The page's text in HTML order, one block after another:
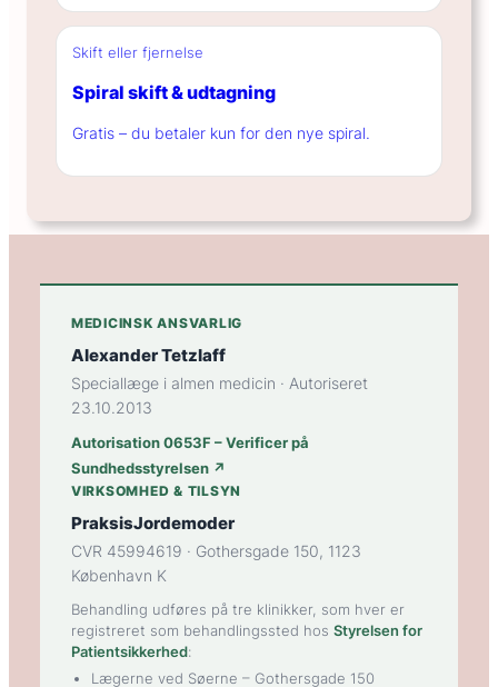
Skift eller fjernelse
Spiral skift & udtagning
Gratis – du betaler kun for den nye spiral.
MEDICINSK ANSVARLIG
Alexander Tetzlaff
Speciallæge i almen medicin · Autoriseret
23.10.2013
Autorisation 0653F – Verificer på
Sundhedsstyrelsen ↗
VIRKSOMHED & TILSYN
PraksisJordemoder
CVR 45994619 · Gothersgade 150, 1123
København K
Behandling udføres på tre klinikker, som hver er
registreret som behandlingssted hos Styrelsen for
Patientsikkerhed:
Lægerne ved Søerne – Gothersgade 150